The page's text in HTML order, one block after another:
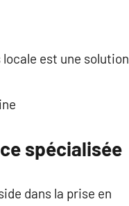
locale est une solution
spécialisée
dans la prise en